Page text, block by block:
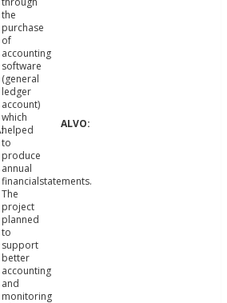
the
purchase
of
accounting
software
(general
ledger
account)
which
helped
to
produce
annual
financialstatements.
The
project
planned
to
support
better
accounting
and
monitoring